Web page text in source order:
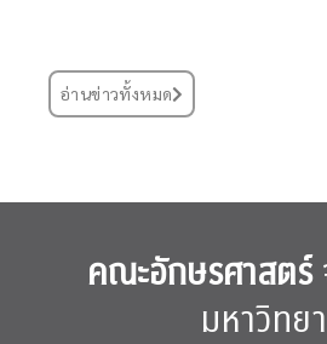
อ่านข่าวทั้งหมด
คณะอักษรศาสตร์
มหาวิทย